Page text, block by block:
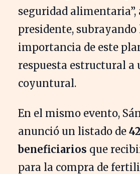
seguridad
presidente, subrayando
importancia de este
respuesta estructural a
coyuntural.
En el mismo evento,
anunció un listado de
beneficiarios que
para la compra de